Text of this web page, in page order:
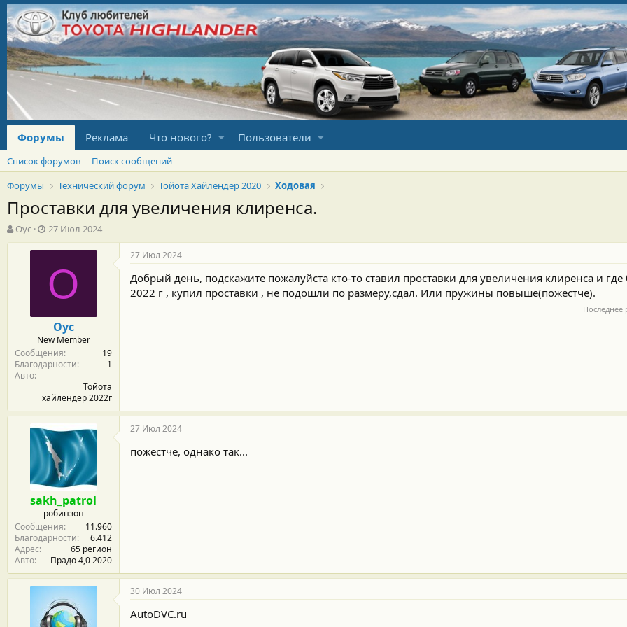
Форумы Реклама Что нового? Пользователи
Список форумов
Поиск сообщений
Форумы
Технический форум Тойота Хайлендер 2020 Ходовая
Проставки для увеличения клиренса.
А
в
Оус
Д
а
т
н
а
а
а
27 Июл 2024
О
Оус
New Member
Сообщения
19
Благодарности
1
Авто
Тойота
хайлендер 2022г
27 Июл 2024
Добрый день, подскажите пожалуйста кто-то ставил проставки для увеличения клиренса и
2022 г , купил проставки , не подошли по размеру,сдал. Или пружины повыше(пожестче).
Последнее
sakh_patrol
робинзон
Сообщения
11.960
Благодарности
6.412
Адрес
65 регион
Авто
Прадо 4,0 2020
27 Июл 2024
пожестче, однако так...
30 Июл 2024
AutoDVC.ru